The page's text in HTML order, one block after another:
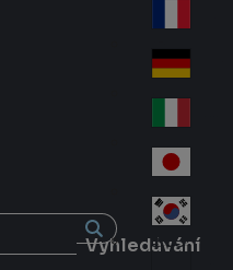
Vyhledávání
d
Fra
nc
e
Ge
an
y
Ital
y
Jap
an
Ko